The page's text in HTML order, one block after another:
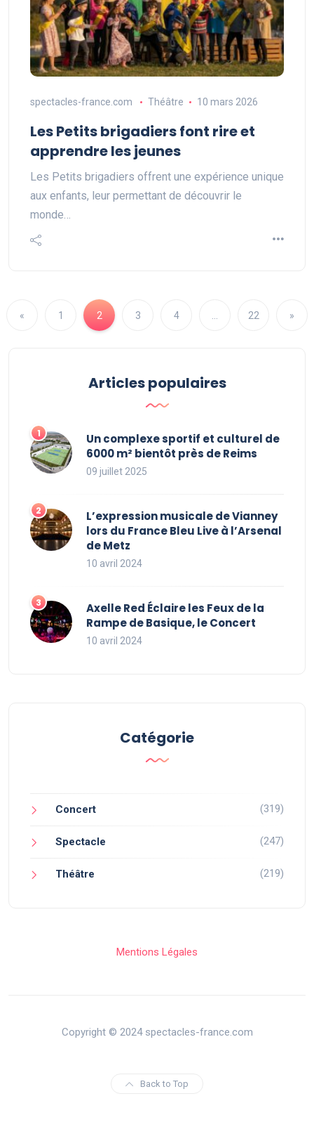
spectacles-france.com Théâtre 10 mars 2026
Les Petits brigadiers font rire et
apprendre les jeunes
Les Petits brigadiers offrent une expérience unique
aux enfants, leur permettant de découvrir le
monde…
« 1 2 3 4 22 »
Articles populaires
Un complexe sportif et culturel de
6000 m² bientôt près de Reims
09 juillet 2025
L’expression musicale de Vianney
lors du France Bleu Live à l’Arsenal
de Metz
10 avril 2024
Axelle Red Éclaire les Feux de la
Rampe de Basique, le Concert
10 avril 2024
Catégorie
Concert (319)
Spectacle (247)
Théâtre (219)
Mentions Légales
Copyright © 2024 spectacles-france.com
Back to Top